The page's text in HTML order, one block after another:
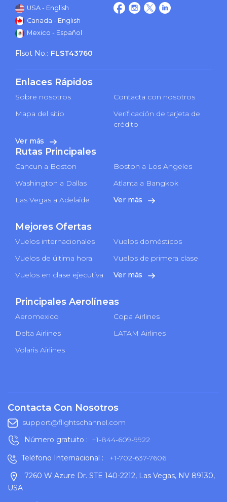
USA - English
Canada - English
Mexico - Español
Flsot No.: FLST43760
Enlaces Rápidos
Sobre nosotros
Contacta con nosotros
Mapa del sitio
Verificación de tarjeta de
crédito
Ver más
Rutas Principales
Cancun a Boston
Boston a Los Angeles
Washington a Dallas
Atlanta a Bangkok
Las Vegas a Adelaide
Ver más
Mejores Ofertas
Vuelos internacionales
Vuelos domésticos
Vuelos de última hora
Vuelos de primera clase
Vuelos en clase ejecutiva
Ver más
Principales Aerolíneas
Aeromexico
Copa Airlines
Delta Airlines
LATAM Airlines
Volaris Airlines
Contacta Con Nosotros
support@flightschannel.com
Número gratuito : +1-844-609-9922
Teléfono Internacional :
+1-702-637-7606
7260 W Azure Dr. STE 140-2212, Las Vegas, NV 89130,
USA